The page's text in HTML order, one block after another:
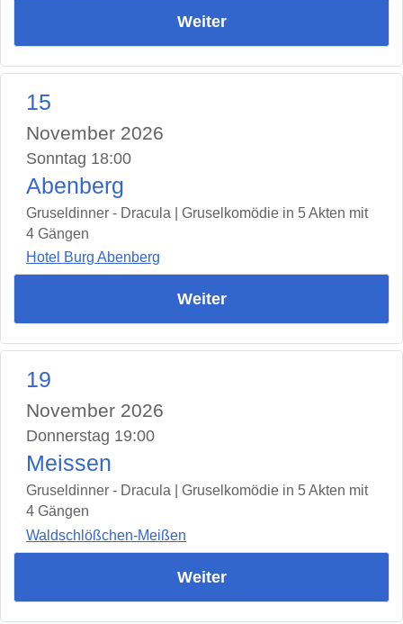
Weiter
15
November 2026
Sonntag 18:00
Abenberg
Gruseldinner - Dracula | Gruselkomödie in 5 Akten mit
4 Gängen
Hotel Burg Abenberg
Weiter
19
November 2026
Donnerstag 19:00
Meissen
Gruseldinner - Dracula | Gruselkomödie in 5 Akten mit
4 Gängen
Waldschlößchen-Meißen
Weiter